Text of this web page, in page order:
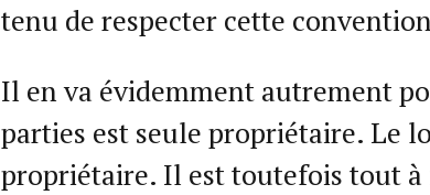
tenu de respecter cette
Il en va évidemment autrement
parties est seule propriétaire. Le
propriétaire. Il est toutefois tout